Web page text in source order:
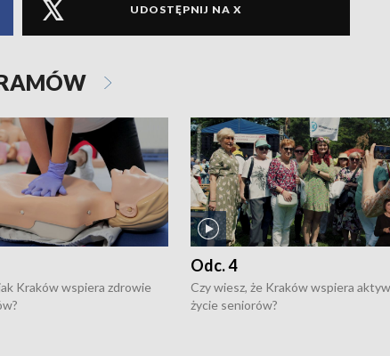
UDOSTĘPNIJ NA X
Kraków wspiera zdrowie
Odc. 4
Czy wiesz, że Kraków wspiera
życie seniorów?